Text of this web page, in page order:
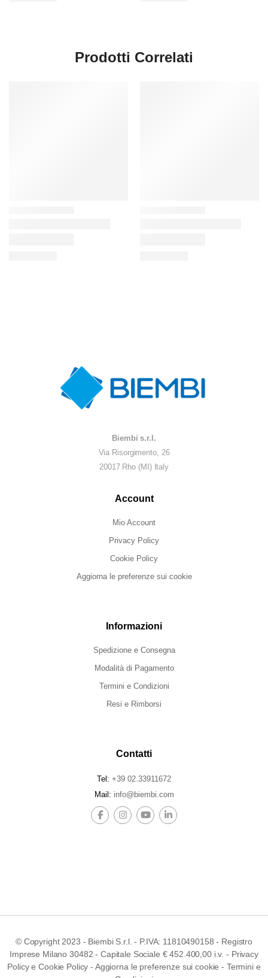
Prodotti Correlati
Biembi s.r.l.
Via Risorgimento, 26
20017 Rho (MI) Italy
Account
Mio Account
Privacy Policy
Cookie Policy
Aggiorna le preferenze sui cookie
Informazioni
Spedizione e Consegna
Modalità di Pagamento
Termini e Condizioni
Resi e Rimborsi
Contatti
Tel: +39 02.33911672
Mail: info@biembi.com
© Copyright 2023 - Biembi S.r.l. - P.IVA: 11810490158 - Registro
Imprese Milano 30482 - Capitale Sociale € 452.400,00 i.v. - Privacy
PolicyeCookie Policy - Aggiorna le preferenze sui cookie - Termini e